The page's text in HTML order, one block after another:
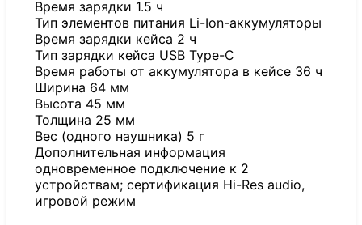
Время зарядки 1.5 ч
Тип элементов питания Li-Ion-аккумуляторы
Время зарядки кейса 2 ч
Тип зарядки кейса USB Type-C
Время работы от аккумулятора в кейсе 36 ч
Ширина 64 мм
Высота 45 мм
Толщина 25 мм
Вес (одного наушника) 5 г
Дополнительная информация
одновременное подключение к 2
устройствам; сертификация Hi-Res audio,
игровой режим